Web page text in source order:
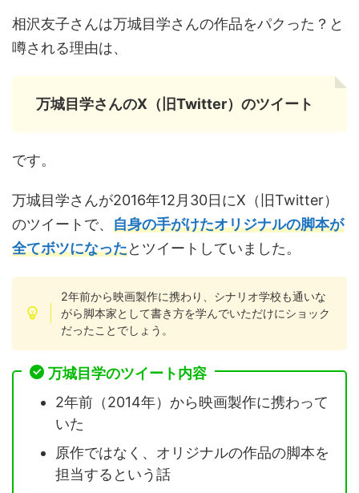
相沢友子さんは万城目学さんの作品をパクった？と
噂される理由は、
万城目学さんのX（旧Twitter）のツイート
です。
万城目学さんが2016年12月30日にX（旧Twitter）
のツイートで、 自身の手がけたオリジナルの脚本が
全てボツになったとツイートしていました。
2年前から映画製作に携わり、シナリオ学校も通いな
がら脚本家として書き方を学んでいただけにショック
だったことでしょう。
万城目学のツイート内容
2年前（2014年）から映画製作に携わって
いた
原作ではなく、オリジナルの作品の脚本を
担当するという話